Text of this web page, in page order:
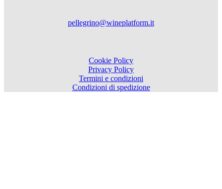
pellegrino@wineplatform.it
Cookie Policy
Privacy Policy
Termini e condizioni
Condizioni di spedizione